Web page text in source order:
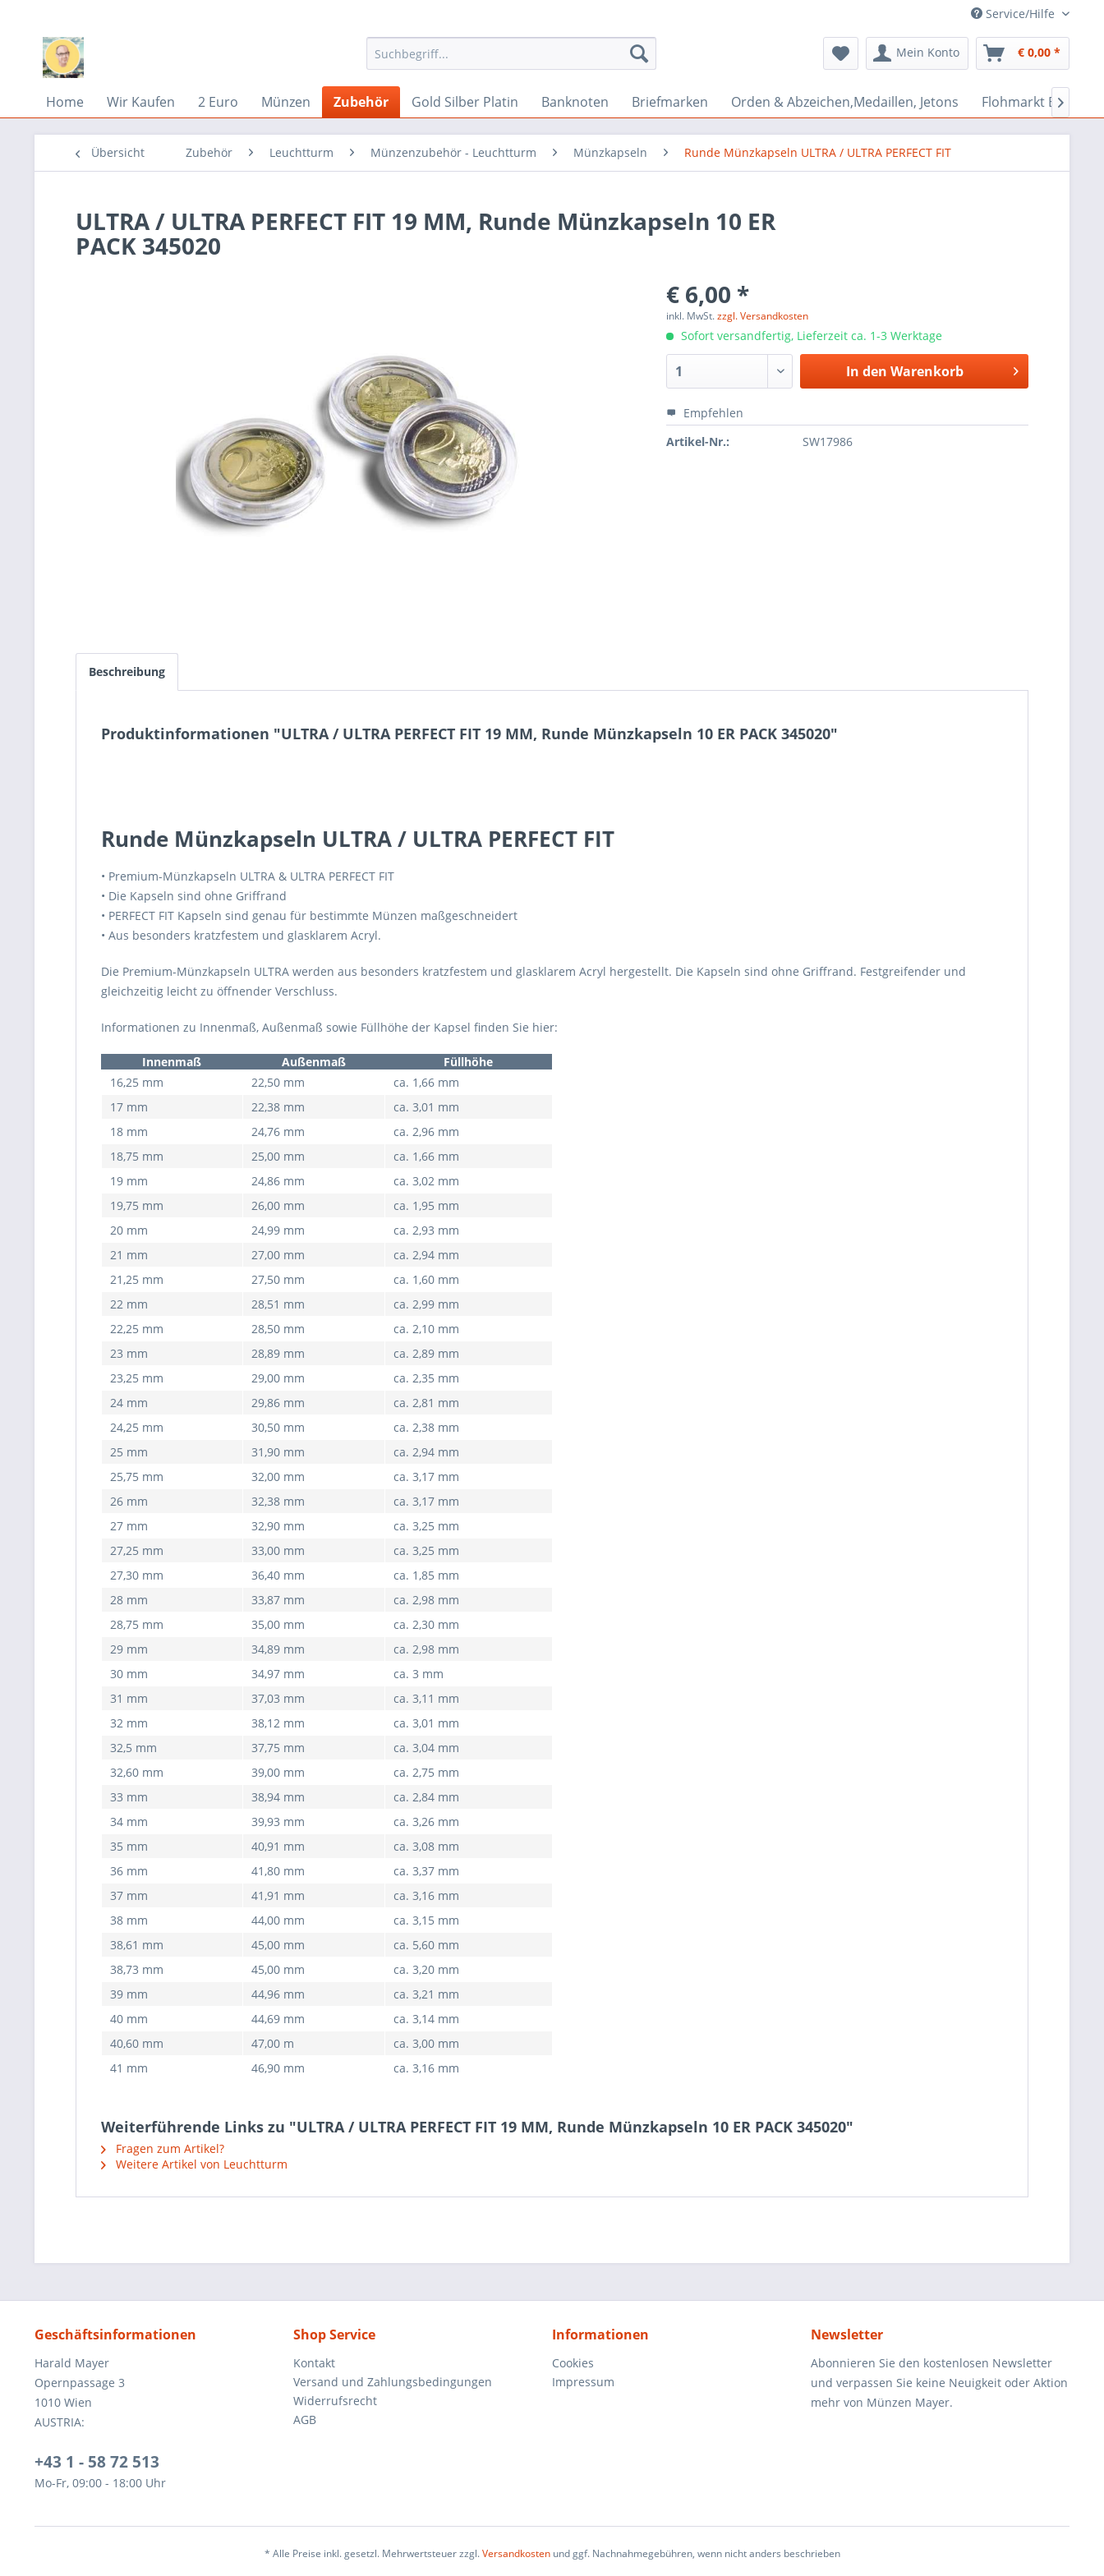
Service/Hilfe
Mein Konto € 0,00 *
Home Wir Kaufen 2 Euro Münzen Zubehör Gold Silber Platin Banknoten Briefmarken Orden & Abzeichen,Medaillen, Jetons Flohmarkt Bazar

Übersicht Zubehör Leuchtturm Münzenzubehör - Leuchtturm Münzkapseln Runde Münzkapseln ULTRA / ULTRA PERFECT FIT
ULTRA / ULTRA PERFECT FIT 19 MM, Runde Münzkapseln 10 ER
PACK 345020
€ 6,00 *
inkl. MwSt.zzgl. Versandkosten
Sofort versandfertig, Lieferzeit ca. 1-3 Werktage
In den Warenkorb
Empfehlen
Artikel-Nr.:
SW17986
Beschreibung
Produktinformationen "ULTRA / ULTRA PERFECT FIT 19 MM, Runde Münzkapseln 10 ER PACK 345020"
Runde Münzkapseln ULTRA / ULTRA PERFECT FIT
• Premium-Münzkapseln ULTRA & ULTRA PERFECT FIT
• Die Kapseln sind ohne Griffrand
• PERFECT FIT Kapseln sind genau für bestimmte Münzen maßgeschneidert
• Aus besonders kratzfestem und glasklarem Acryl.
Die Premium-Münzkapseln ULTRA werden aus besonders kratzfestem und glasklarem Acryl hergestellt. Die Kapseln sind ohne Griffrand. Festgreifender und
gleichzeitig leicht zu öffnender Verschluss.
Informationen zu Innenmaß, Außenmaß sowie Füllhöhe der Kapsel finden Sie hier:
Innenmaß Außenmaß
Füllhöhe
16,25 mm
22,50 mm
ca. 1,66 mm
17 mm
22,38 mm
ca. 3,01 mm
18 mm
24,76 mm
ca. 2,96 mm
18,75 mm
25,00 mm
ca. 1,66 mm
19 mm
24,86 mm
ca. 3,02 mm
19,75 mm
26,00 mm
ca. 1,95 mm
20 mm
24,99 mm
ca. 2,93 mm
21 mm
27,00 mm
ca. 2,94 mm
21,25 mm
27,50 mm
ca. 1,60 mm
22 mm
28,51 mm
ca. 2,99 mm
22,25 mm
28,50 mm
ca. 2,10 mm
23 mm
28,89 mm
ca. 2,89 mm
23,25 mm
29,00 mm
ca. 2,35 mm
24 mm
29,86 mm
ca. 2,81 mm
24,25 mm
30,50 mm
ca. 2,38 mm
25 mm
31,90 mm
ca. 2,94 mm
25,75 mm
32,00 mm
ca. 3,17 mm
26 mm
32,38 mm
ca. 3,17 mm
27 mm
32,90 mm
ca. 3,25 mm
27,25 mm
33,00 mm
ca. 3,25 mm
27,30 mm
36,40 mm
ca. 1,85 mm
28 mm
33,87 mm
ca. 2,98 mm
28,75 mm
35,00 mm
ca. 2,30 mm
29 mm
34,89 mm
ca. 2,98 mm
30 mm
34,97 mm
ca. 3 mm
31 mm
37,03 mm
ca. 3,11 mm
32 mm
38,12 mm
ca. 3,01 mm
32,5 mm
37,75 mm
ca. 3,04 mm
32,60 mm
39,00 mm
ca. 2,75 mm
33 mm
38,94 mm
ca. 2,84 mm
34 mm
39,93 mm
ca. 3,26 mm
35 mm
40,91 mm
ca. 3,08 mm
36 mm
41,80 mm
ca. 3,37 mm
37 mm
41,91 mm
ca. 3,16 mm
38 mm
44,00 mm
ca. 3,15 mm
38,61 mm
45,00 mm
ca. 5,60 mm
38,73 mm
45,00 mm
ca. 3,20 mm
39 mm
44,96 mm
ca. 3,21 mm
40 mm
44,69 mm
ca. 3,14 mm
40,60 mm
47,00 m
ca. 3,00 mm
41 mm
46,90 mm ca. 3,16 mm
Weiterführende Links zu "ULTRA / ULTRA PERFECT FIT 19 MM, Runde Münzkapseln 10 ER PACK 345020"
Fragen zum Artikel?
Weitere Artikel von Leuchtturm
Geschäftsinformationen
Harald Mayer
Opernpassage 3
1010 Wien
AUSTRIA:
+43 1 - 58 72 513
Mo-Fr, 09:00 - 18:00 Uhr
Shop Service
Kontakt
Versand und Zahlungsbedingungen
Widerrufsrecht
AGB
Informationen
Cookies
Impressum
Newsletter
Abonnieren Sie den kostenlosen Newsletter
und verpassen Sie keine Neuigkeit oder Aktion
mehr von Münzen Mayer.
* Alle Preise inkl. gesetzl. Mehrwertsteuer zzgl.Versandkostenund ggf. Nachnahmegebühren, wenn nicht anders beschrieben